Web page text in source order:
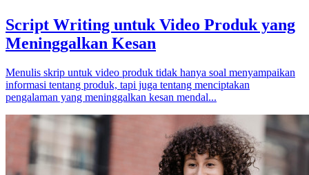
Script Writing untuk Video Produk yang
Meninggalkan Kesan
Menulis skrip untuk video produk tidak hanya soal menyampaikan
informasi tentang produk, tapi juga tentang menciptakan
pengalaman yang meninggalkan kesan mendal...